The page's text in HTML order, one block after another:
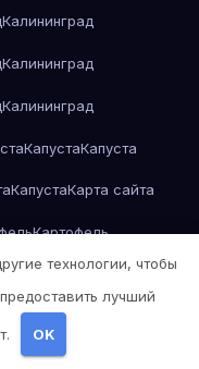
Калининград
Калининград
Калининград
КапустаКапуста
КапустаКарта сайта
Картофель
КейптаунКейптаун
Кейптаун
Кейптаун
технологии, чтобы
лучший
OK